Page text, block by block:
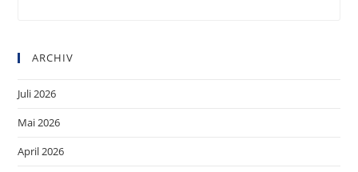
ARCHIV
Juli 2026
Mai 2026
April 2026